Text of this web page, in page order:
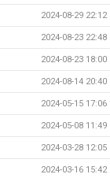
2024-08-29 22:12
2024-08-23 22:48
2024-08-23 18:00
2024-08-14 20:40
2024-05-15 17:06
2024-05-08 11:49
2024-03-28 12:05
2024-03-16 15:42